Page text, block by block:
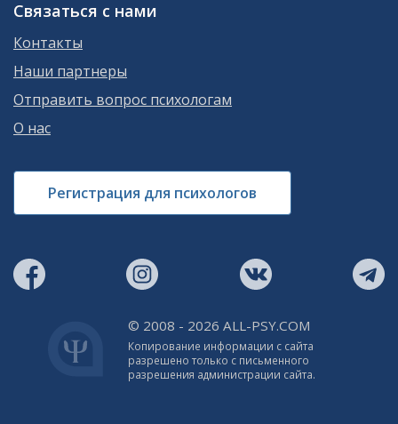
Связаться с нами
Контакты
Наши партнеры
Отправить вопрос психологам
О нас
Регистрация для психологов
© 2008 - 2026 ALL-PSY.COM
Копирование информации с сайта
разрешено только с письменного
разрешения администрации сайта.